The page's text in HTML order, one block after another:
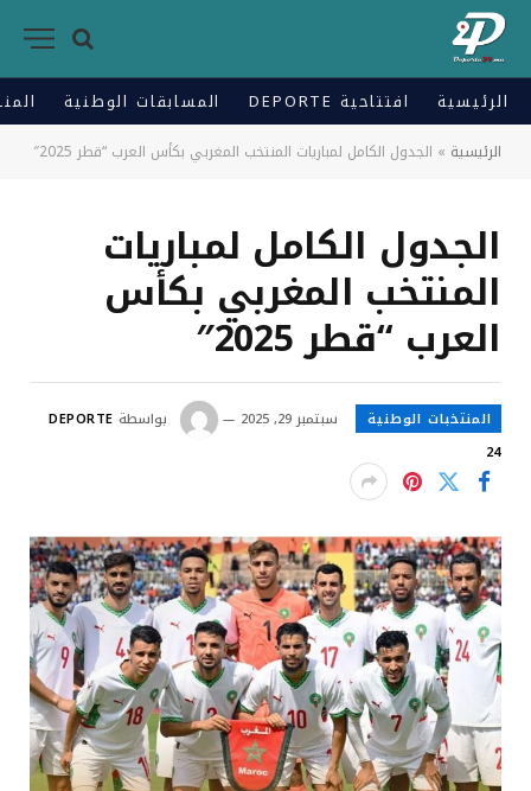
الرئيسية افتتاحية DEPORTE المسابقات الوطنية
الرئيسية » الجدول الكامل لمباريات المنتخب المغربي بكأس العرب “قطر 2025″
الجدول الكامل لمباريات
المنتخب المغربي بكأس
العرب “قطر 2025″
المنتخبات الوطنية سبتمبر 29, 2025 بواسطة DEPORTE
24